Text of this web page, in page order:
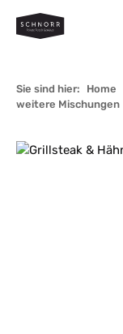
Zum Hauptinhalt
Sie sind hier: Home
weitere Mischungen
Bildergalerie